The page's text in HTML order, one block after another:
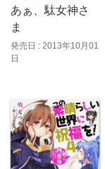
あぁ、駄女神さ
ま
発売日 : 2013年10月01
日